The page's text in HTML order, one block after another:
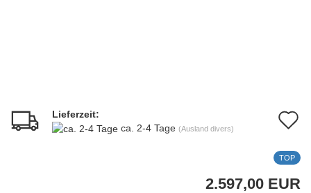
Lieferzeit:
ca. 2-4 Tage (Ausland divers)
TOP
2.597,00 EUR